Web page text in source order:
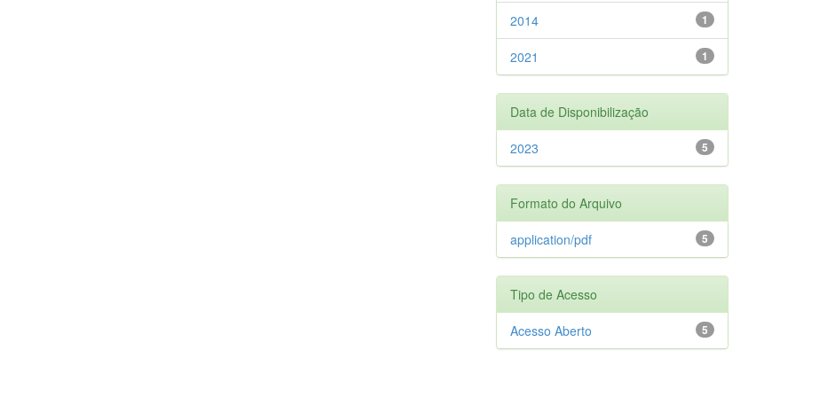
1
2014
1
2021
Data de Disponibilização
5
2023
Formato do Arquivo
5
application/pdf
Tipo de Acesso
5
Acesso Aberto